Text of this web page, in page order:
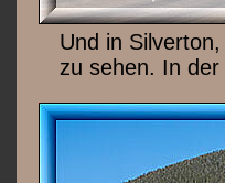
Und in
zu sehen. In